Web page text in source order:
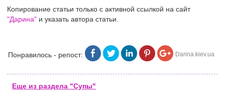
Копирование статьи только с активной ссылкой на сайт
"Дарина" и указать автора статьи.
Понравилось - репост: Darina.kiev.ua
Еще из раздела "Супы"